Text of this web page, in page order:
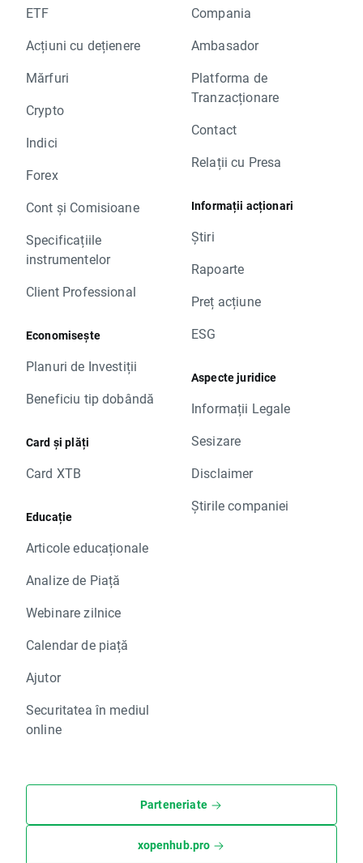
ETF
Acțiuni cu dețienere
Mărfuri
Crypto
Indici
Forex
Cont și Comisioane
Specificațiile
instrumentelor
Client Professional
Economisește
Planuri de Investiții
Beneficiu tip dobândă
Card și plăți
Card XTB
Educație
Articole educaționale
Analize de Piață
Webinare zilnice
Calendar de piață
Ajutor
Securitatea în mediul
online
Compania
Ambasador
Platforma de
Tranzacționare
Contact
Relații cu Presa
Informații acționari
Știri
Rapoarte
Preț acțiune
ESG
Aspecte juridice
Informații Legale
Sesizare
Disclaimer
Știrile companiei
Parteneriate
xopenhub.pro